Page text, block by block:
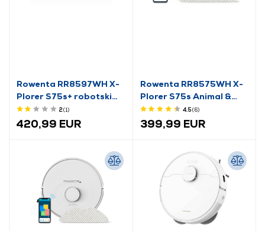
Rowenta RR8597WH X-
Plorer S75s+ robotski
usisavač
2(1)
420,99 EUR
Rowenta RR8575WH X-
Plorer S75s Animal &
Allergy robotski
usisavač
4.5(6)
399,99 EUR